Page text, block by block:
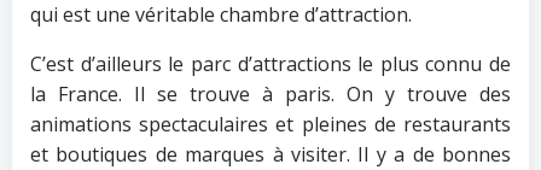
qui est une véritable chambre d’attraction.
C’est d’ailleurs le parc d’attractions le plus connu de
la France. Il se trouve à paris. On y trouve des
animations spectaculaires et pleines de restaurants
et boutiques de marques à visiter. Il y a de bonnes